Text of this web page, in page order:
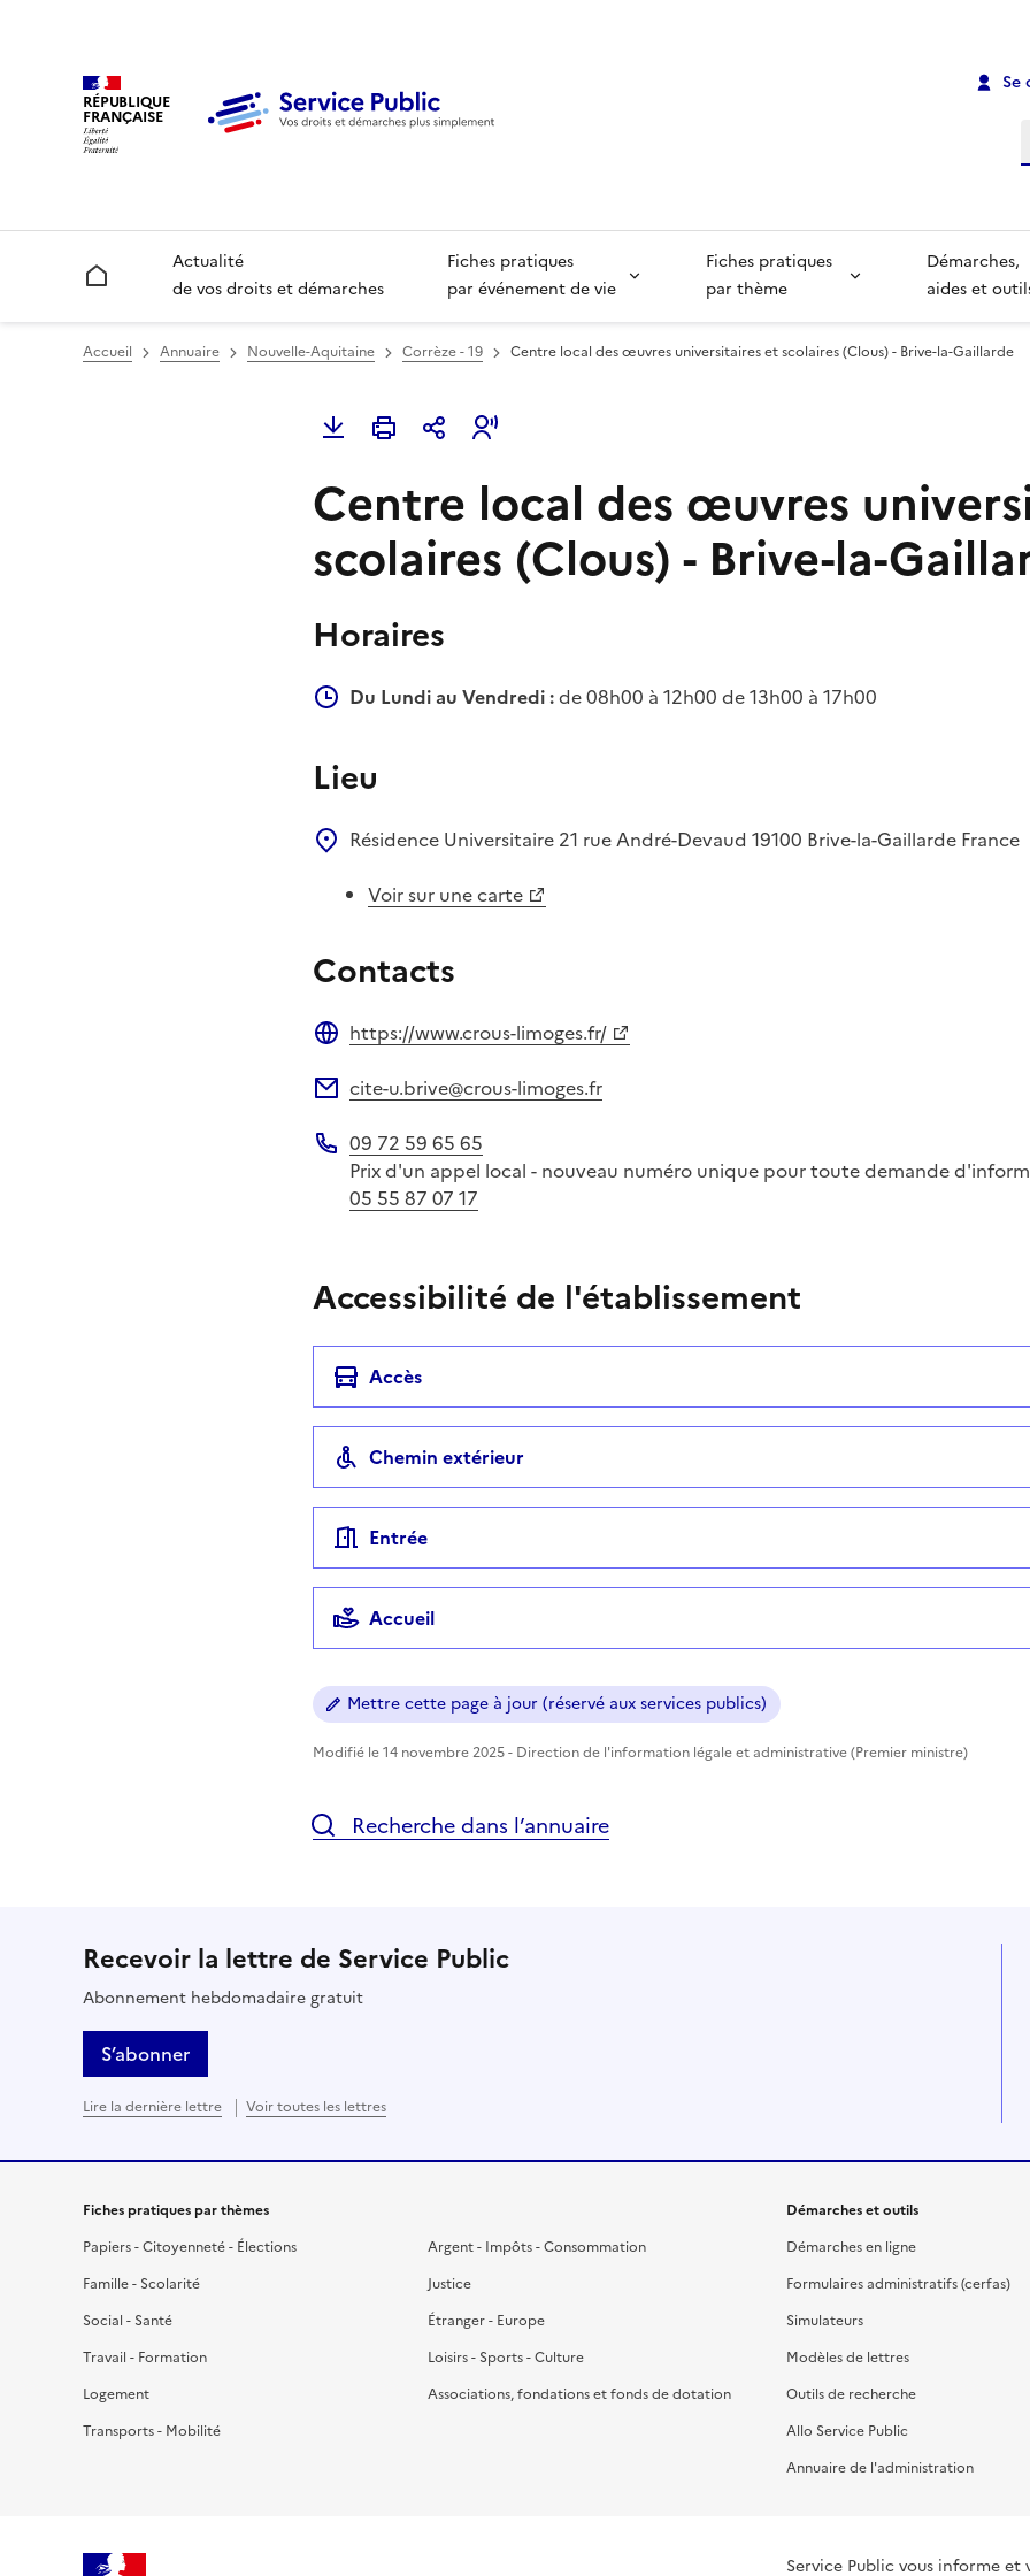
RÉPUBLIQUE
FRANÇAISE
Se
Accueil
Actualité
de vos droits et démarches
Fiches pratiques
par événement de vie
Fiches pratiques
par thème
Démarches,
aides et
Accueil Annuaire Nouvelle-Aquitaine Corrèze - 19 Centre local des œuvres universitaires et scolaires (Clous) - Brive-la-Gaillarde
Centre local des œuvres
scolaires (Clous) - Brive-la-
Horaires
Du Lundi au Vendredi :de 08h00 à 12h00 de 13h00 à 17h00
Lieu
Résidence Universitaire 21 rue André-Devaud 19100 Brive-la-Gaillarde France
Voir sur une carte
Contacts
https://www.crous-limoges.fr/
cite-u.brive@crous-limoges.fr
Téléphone
09 72 59 65 65
Prix d'un appel local - nouveau numéro unique pour toute demande
05 55 87 07 17
Accessibilité de l'établissement
Accès
Chemin extérieur
Entrée
Accueil
Mettre cette page à jour (réservé aux services publics)
Modifié le 14 novembre 2025 - Direction de l'information légale et administrative (Premier ministre)
Recherche dans l’annuaire
Recevoir la lettre de Service Public
Abonnement hebdomadaire gratuit
S’abonner
Lire la dernière lettre Voir toutes les lettres
Fiches pratiques par thèmes
Papiers - Citoyenneté - Élections
Famille - Scolarité
Social - Santé
Travail - Formation
Logement
Transports - Mobilité
Argent - Impôts - Consommation
Justice
Étranger - Europe
Loisirs - Sports - Culture
Associations, fondations et fonds de dotation
Démarches et outils
Démarches en ligne
Formulaires administratifs (cerfas)
Simulateurs
Modèles de lettres
Outils de recherche
Allo Service Public
Annuaire de l'administration
Service Public vous informe